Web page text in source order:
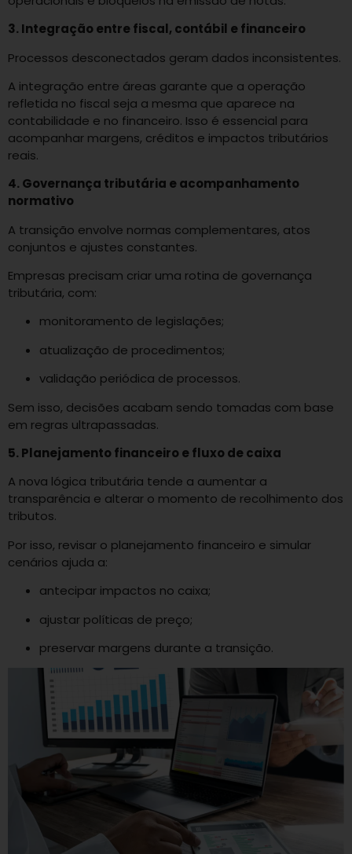
3. Integração entre fiscal, contábil e financeiro
Processos desconectados geram dados inconsistentes.
A integração entre áreas garante que a operação
refletida no fiscal seja a mesma que aparece na
contabilidade e no financeiro. Isso é essencial para
acompanhar margens, créditos e impactos tributários
reais.
4. Governança tributária e acompanhamento
normativo
A transição envolve normas complementares, atos
conjuntos e ajustes constantes.
Empresas precisam criar uma rotina de governança
tributária, com:
monitoramento de legislações;
atualização de procedimentos;
validação periódica de processos.
Sem isso, decisões acabam sendo tomadas com base
em regras ultrapassadas.
5. Planejamento financeiro e fluxo de caixa
A nova lógica tributária tende a aumentar a
transparência e alterar o momento de recolhimento dos
tributos.
Por isso, revisar o planejamento financeiro e simular
cenários ajuda a:
antecipar impactos no caixa;
ajustar políticas de preço;
preservar margens durante a transição.